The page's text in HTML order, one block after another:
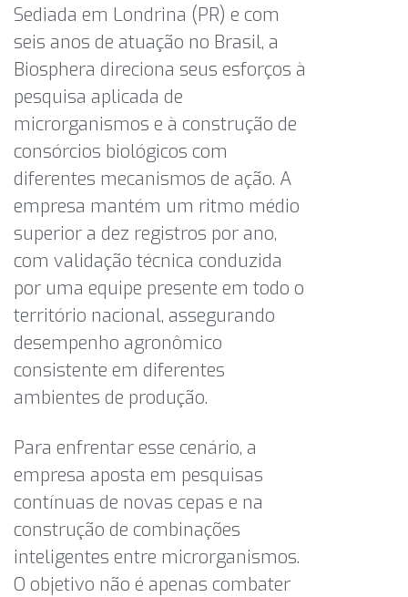
Sediada em Londrina (PR) e com
seis anos de atuação no Brasil, a
Biosphera direciona seus esforços à
pesquisa aplicada de
microrganismos e à construção de
consórcios biológicos com
diferentes mecanismos de ação. A
empresa mantém um ritmo médio
superior a dez registros por ano,
com validação técnica conduzida
por uma equipe presente em todo o
território nacional, assegurando
desempenho agronômico
consistente em diferentes
ambientes de produção.
Para enfrentar esse cenário, a
empresa aposta em pesquisas
contínuas de novas cepas e na
construção de combinações
inteligentes entre microrganismos.
O objetivo não é apenas combater